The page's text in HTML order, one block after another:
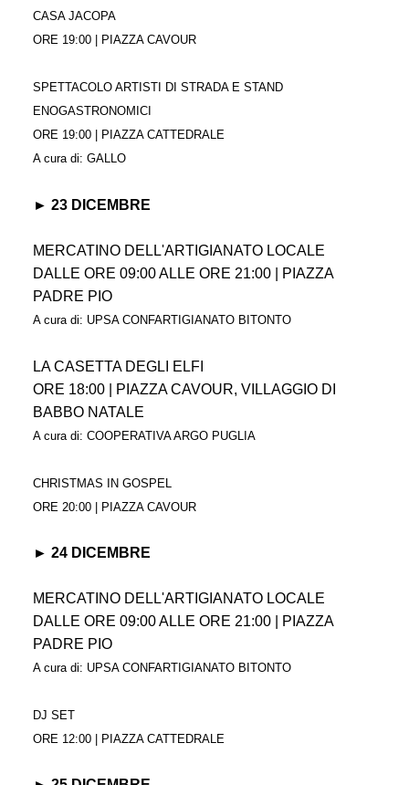
CASA JACOPA
ORE 19:00 | PIAZZA CAVOUR
SPETTACOLO ARTISTI DI STRADA E STAND
ENOGASTRONOMICI
ORE 19:00 | PIAZZA CATTEDRALE
A cura di: GALLO
► 23 DICEMBRE
MERCATINO DELL'ARTIGIANATO LOCALE
DALLE ORE 09:00 ALLE ORE 21:00 | PIAZZA
PADRE PIO
A cura di: UPSA CONFARTIGIANATO BITONTO
LA CASETTA DEGLI ELFI
ORE 18:00 | PIAZZA CAVOUR, VILLAGGIO DI
BABBO NATALE
A cura di: COOPERATIVA ARGO PUGLIA
CHRISTMAS IN GOSPEL
ORE 20:00 | PIAZZA CAVOUR
► 24 DICEMBRE
MERCATINO DELL'ARTIGIANATO LOCALE
DALLE ORE 09:00 ALLE ORE 21:00 | PIAZZA
PADRE PIO
A cura di: UPSA CONFARTIGIANATO BITONTO
DJ SET
ORE 12:00 | PIAZZA CATTEDRALE